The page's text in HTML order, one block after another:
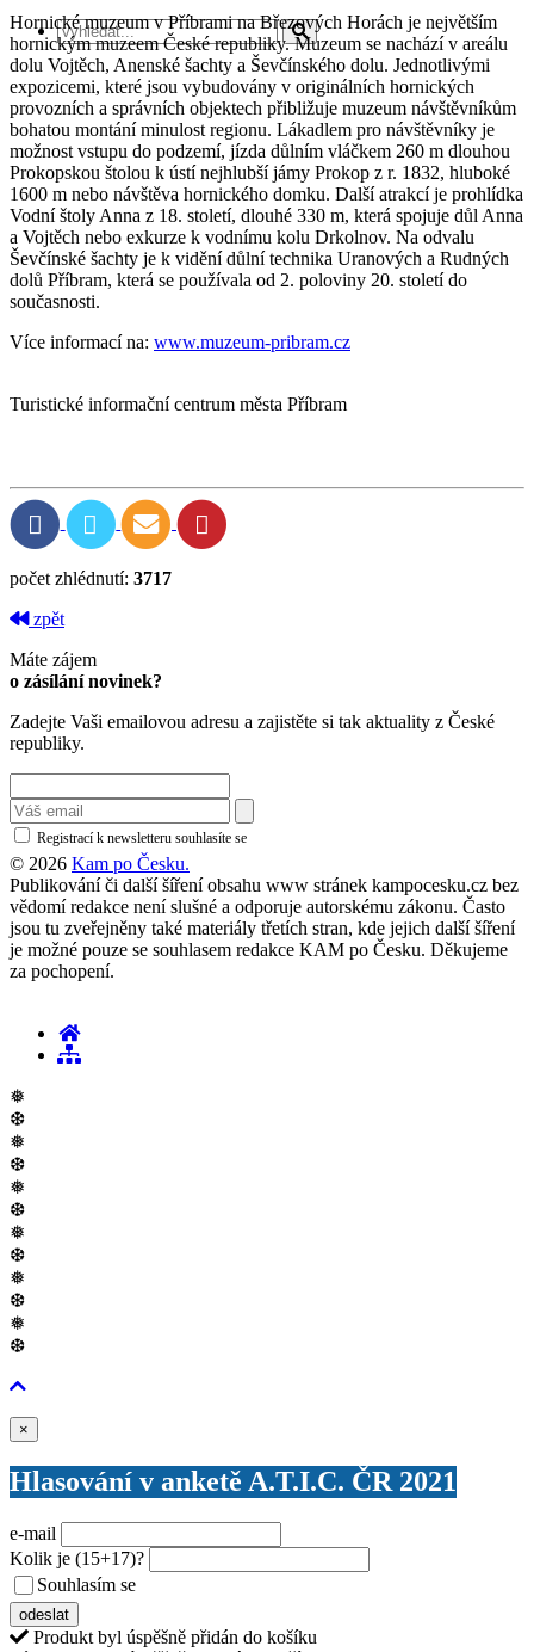
Hornické muzeum v Příbrami na Březových Horách je největším
hornickým muzeem České republiky. Muzeum se nachází v areálu
dolu Vojtěch, Anenské šachty a Ševčínského dolu. Jednotlivými
expozicemi, které jsou vybudovány v originálních hornických
provozních a správních objektech přibližuje muzeum návštěvníkům
bohatou montání minulost regionu. Lákadlem pro návštěvníky je
možnost vstupu do podzemí, jízda důlním vláčkem 260 m dlouhou
Prokopskou štolou k ústí nejhlubší jámy Prokop z r. 1832, hluboké
1600 m nebo návštěva hornického domku. Další atrakcí je prohlídka
Vodní štoly Anna z 18. století, dlouhé 330 m, která spojuje důl Anna
a Vojtěch nebo exkurze k vodnímu kolu Drkolnov. Na odvalu
Ševčínské šachty je k vidění důlní technika Uranových a Rudných
dolů Příbram, která se používala od 2. poloviny 20. století do
současnosti.
Více informací na: www.muzeum-pribram.cz
Turistické informační centrum města Příbram
počet zhlédnutí: 3717
zpět
Máte zájem
o zásílání novinek?
Zadejte Vaši emailovou adresu a zajistěte si tak aktuality z České
republiky.
Registrací k newsletteru souhlasíte se
© 2026 Kam po Česku.
Publikování či další šíření obsahu www stránek kampocesku.cz bez
vědomí redakce není slušné a odporuje autorskému zákonu. Často
jsou tu zveřejněny také materiály třetích stran, kde jejich další šíření
je možné pouze se souhlasem redakce KAM po Česku. Děkujeme
za pochopení.
❅
❆
❅
❆
❅
❆
❅
❆
❅
❆
❅
❆
×
Hlasování v anketě A.T.I.C. ČR 2021
e-mail
Kolik je (15+17)?
Souhlasím se
odeslat
Produkt byl úspěšně přidán do košíku